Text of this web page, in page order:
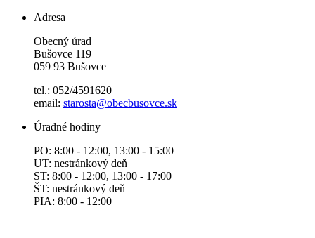
Adresa
Obecný úrad
Bušovce 119
059 93 Bušovce
tel.: 052/4591620
email: starosta@obecbusovce.sk
Úradné hodiny
PO: 8:00 - 12:00, 13:00 - 15:00
UT: nestránkový deň
ST: 8:00 - 12:00, 13:00 - 17:00
ŠT: nestránkový deň
PIA: 8:00 - 12:00